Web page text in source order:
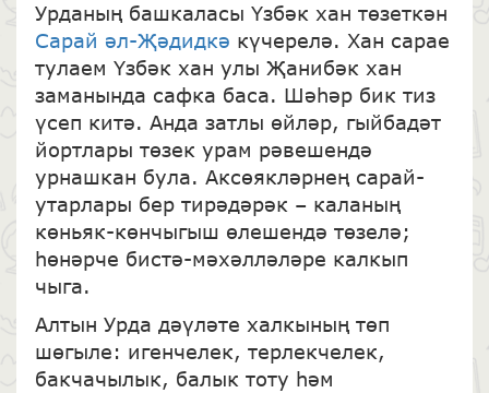
Урданың башкаласы Үзбәк хан төзеткән
Сарай әл-Җәдидкә күчерелә. Хан сарае
тулаем Үзбәк хан улы Җанибәк хан
заманында сафка баса. Шәһәр бик тиз
үсеп китә. Анда затлы өйләр, гыйбадәт
йортлары төзек урам рәвешендә
урнашкан була. Аксөякләрнең сарай-
утарлары бер тирәдәрәк – каланың
көньяк-көнчыгыш өлешендә төзелә;
һөнәрче бистә-мәхәлләләре калкып
чыга.
Алтын Урда дәүләте халкының төп
шөгыле: игенчелек, терлекчелек,
бакчачылык, балык тоту һәм